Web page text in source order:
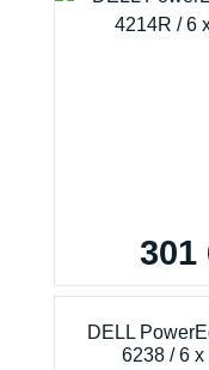
301
DELL
6238 / 6